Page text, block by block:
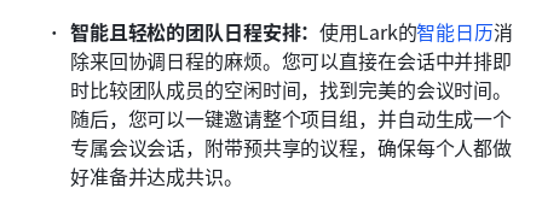
智能且轻松的团队日程安排：使用Lark的智能日历消
除来回协调日程的麻烦。您可以直接在会话中并排即
时比较团队成员的空闲时间，找到完美的会议时间。
随后，您可以一键邀请整个项目组，并自动生成一个
专属会议会话，附带预共享的议程，确保每个人都做
好准备并达成共识。